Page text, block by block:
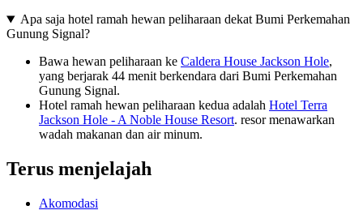
Apa saja hotel ramah hewan peliharaan dekat Bumi Perkemahan
Gunung Signal?
Bawa hewan peliharaan ke Caldera House Jackson Hole,
yang berjarak 44 menit berkendara dari Bumi Perkemahan
Gunung Signal.
Hotel ramah hewan peliharaan kedua adalah Hotel Terra
Jackson Hole - A Noble House Resort. resor menawarkan
wadah makanan dan air minum.
Terus menjelajah
Akomodasi